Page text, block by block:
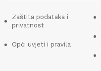
Zaštita podataka i
privatnost
Opći uvjeti i pravila